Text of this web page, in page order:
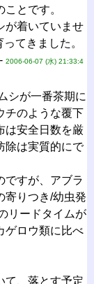
とです。
が着いていませ
てきました。
2006-06-07 (水) 21:33:4
シが一番茶期に
チのような覆下
は安全日数を厳
除は実質的にで
ですが、アブラ
寄りつき/幼虫発
リードタイムが
ゲロウ類に比べ
て、落とす予定